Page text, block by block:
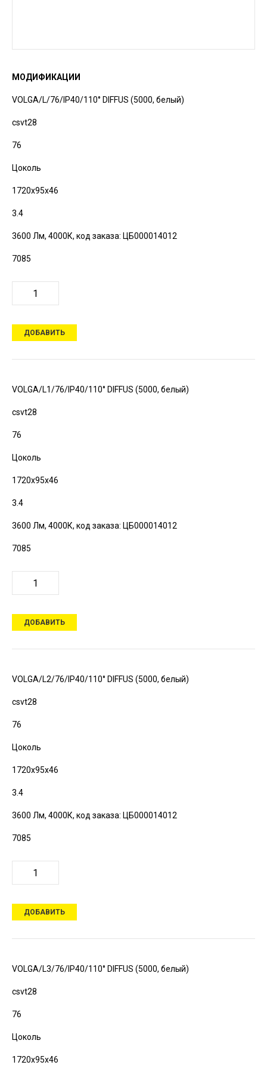
МОДИФИКАЦИИ
VOLGA/L/76/IP40/110° DIFFUS (5000, белый)
csvt28
76
Цоколь
1720х95х46
3.4
3600 Лм, 4000К, код заказа: ЦБ000014012
7085
ДОБАВИТЬ
VOLGA/L1/76/IP40/110° DIFFUS (5000, белый)
csvt28
76
Цоколь
1720х95х46
3.4
3600 Лм, 4000К, код заказа: ЦБ000014012
7085
ДОБАВИТЬ
VOLGA/L2/76/IP40/110° DIFFUS (5000, белый)
csvt28
76
Цоколь
1720х95х46
3.4
3600 Лм, 4000К, код заказа: ЦБ000014012
7085
ДОБАВИТЬ
VOLGA/L3/76/IP40/110° DIFFUS (5000, белый)
csvt28
76
Цоколь
1720х95х46